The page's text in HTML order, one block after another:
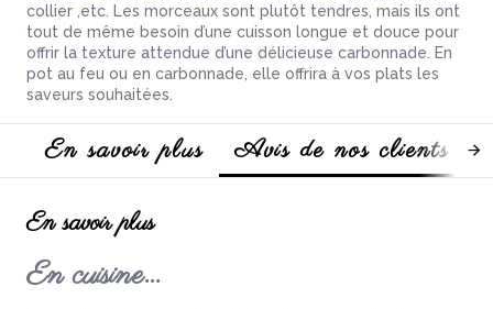
collier ,etc. Les morceaux sont plutôt tendres, mais ils ont
tout de même besoin d’une cuisson longue et douce pour
offrir la texture attendue d’une délicieuse carbonnade. En
pot au feu ou en carbonnade, elle offrira à vos plats les
saveurs souhaitées.
En savoir plus Avis de nos clients
En savoir plus
En cuisine…